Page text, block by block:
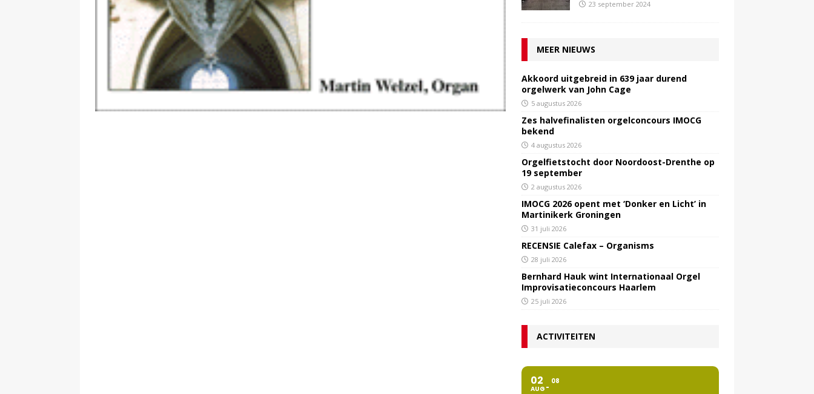
23 september 2024
MEER NIEUWS
Akkoord uitgebreid in 639 jaar durend
orgelwerk van John Cage
5 augustus 2026
Zes halvefinalisten orgelconcours IMOCG
bekend
4 augustus 2026
Orgelfietstocht door Noordoost-Drenthe op
19 september
2 augustus 2026
IMOCG 2026 opent met ‘Donker en Licht’ in
Martinikerk Groningen
31 juli 2026
RECENSIE Calefax – Organisms
28 juli 2026
Bernhard Hauk wint Internationaal Orgel
Improvisatieconcours Haarlem
25 juli 2026
ACTIVITEITEN
02
AUG
08